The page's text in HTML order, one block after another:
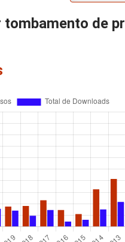
tombamento de